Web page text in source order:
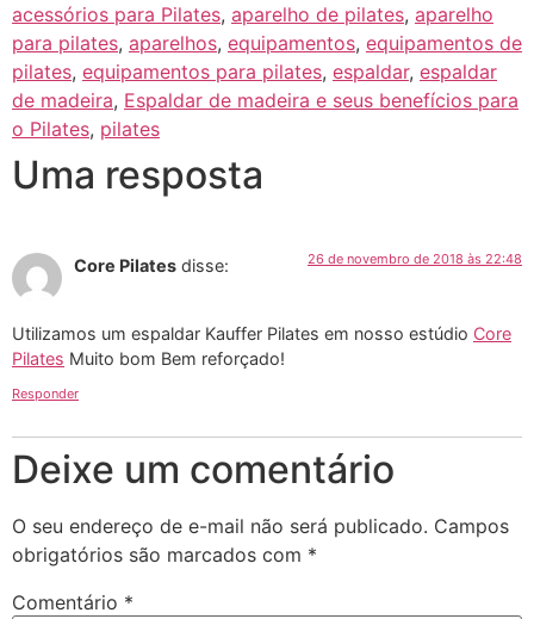
acessórios para Pilates, aparelho de pilates, aparelho
para pilates, aparelhos, equipamentos, equipamentos de
pilates, equipamentos para pilates, espaldar, espaldar
de madeira, Espaldar de madeira e seus benefícios para
o Pilates, pilates
Uma resposta
Core Pilates disse: 26 de novembro de 2018 às 22:48
Utilizamos um espaldar Kauffer Pilates em nosso estúdio Core
Pilates Muito bom Bem reforçado!
Responder
Deixe um comentário
O seu endereço de e-mail não será publicado. Campos
obrigatórios são marcados com *
Comentário *